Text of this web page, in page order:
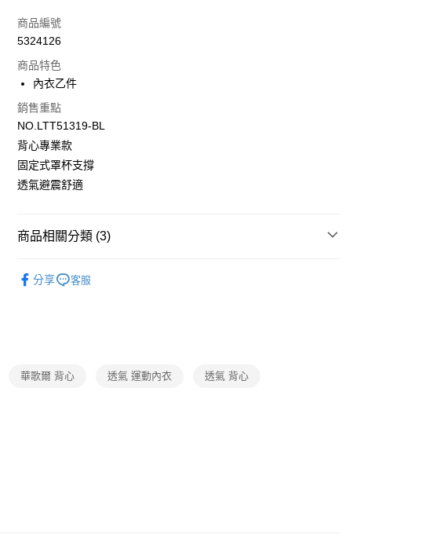
街口支付
ATM付款
全家取貨付款
每筆NT$80，滿NT$1,000(含以上)免運費
每筆NT$80，滿NT$1,000(含以上)免運費
商品編號
5324126
商品特色
內衣乙件
銷售重點
NO.LTT51319-BL
背心專業款
固定式罩杯支撐
透氣避震舒適
商品相關分類 (3)
分享 客服
華歌爾 背心 透氣 運動內衣 透氣 背心